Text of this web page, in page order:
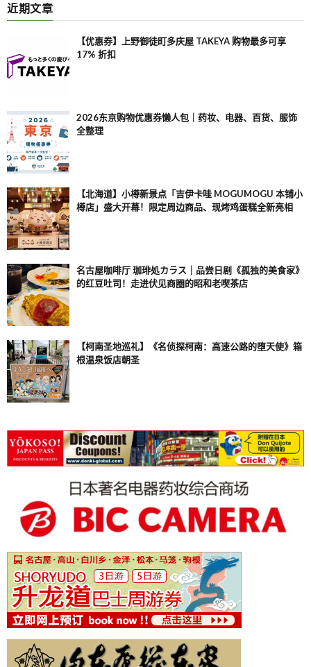
近期文章
【优惠券】上野御徒町多庆屋 TAKEYA 购物最多可享
17% 折扣
2026东京购物优惠券懒人包｜药妆、电器、百货、服饰
全整理
【北海道】小樽新景点「吉伊卡哇 MOGUMOGU 本铺小
樽店」盛大开幕！限定周边商品、现烤鸡蛋糕全新亮相
名古屋咖啡厅 珈琲処カラス｜品尝日剧《孤独的美食家》
的红豆吐司！走进伏见商圈的昭和老喫茶店
【柯南圣地巡礼】《名侦探柯南：高速公路的堕天使》箱
根温泉饭店朝圣